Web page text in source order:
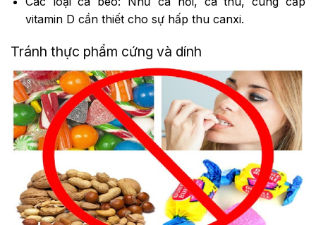
vitamin D cần thiết cho sự hấp thu canxi.
Tránh thực phẩm cứng và dính